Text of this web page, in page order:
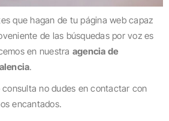
que hagan de tu página web capaz
de las búsquedas por voz es
en nuestra agencia de
.
no dudes en contactar con
encantados.